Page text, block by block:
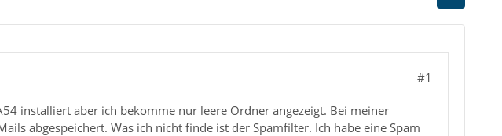
#1
installiert aber ich bekomme nur leere Ordner angezeigt. Bei meiner
abgespeichert. Was ich nicht finde ist der Spamfilter. Ich habe eine Spam